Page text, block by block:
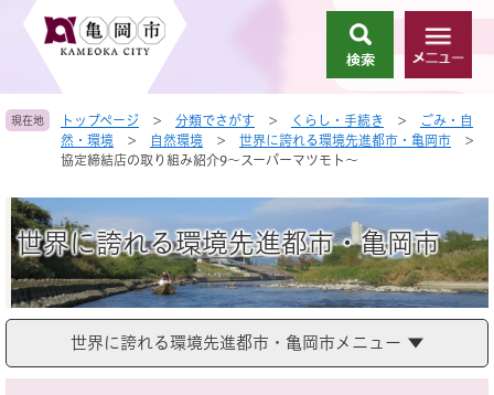
頭
。
飛
て
本
文
へ
索
メ
ニ
ー
現在地 トップページ > 分類でさがす > くらし・手続き >
ごみ・自
然・環境
> 自然環境 > 世界に誇れる環境先進都市・亀岡市
>
協定締結店の取り組み紹介9～スーパーマツモト～
世界に誇れる環境先進都市・亀岡市
世界に誇れる環境先進都市・亀岡市メニュー